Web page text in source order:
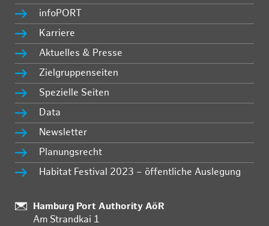
infoPORT
Karriere
Aktuelles & Presse
Zielgruppenseiten
Spezielle Seiten
Data
Newsletter
Planungsrecht
Habitat Festival 2023 – öffentliche Auslegung
:
Hamburg Port Authority AöR
Am Strandkai 1